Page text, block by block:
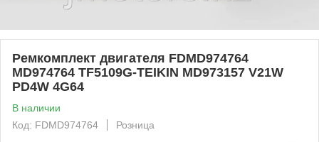
Ремкомплект двигателя FDMD974764
MD974764 TF5109G-TEIKIN MD973157 V21W
PD4W 4G64
В наличии
Код: FDMD974764
Розница